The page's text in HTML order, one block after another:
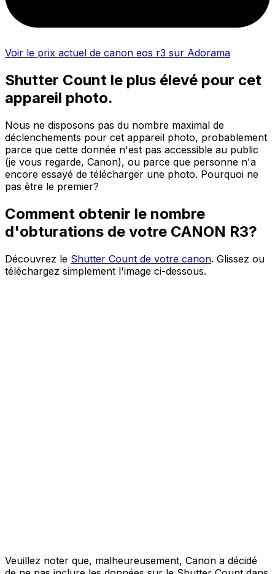
Voir le prix actuel de canon eos r3 sur Adorama
Shutter Count le plus élevé pour cet
appareil photo.
Nous ne disposons pas du nombre maximal de
déclenchements pour cet appareil photo, probablement
parce que cette donnée n'est pas accessible au public
(je vous regarde, Canon), ou parce que personne n'a
encore essayé de télécharger une photo. Pourquoi ne
pas être le premier?
Comment obtenir le nombre
d'obturations de votre CANON R3?
Découvrez le Shutter Count de votre canon. Glissez ou
téléchargez simplement l'image ci-dessous.
Veuillez noter que, malheureusement, Canon a décidé